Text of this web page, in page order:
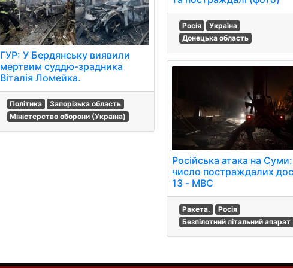
ГУР: У Бердянську виявили
мертвим суддю-зрадника
Віталія Ломейка.
Політика
Запорізька область
Міністерство оборони (Україна)
Росія
Україна
Донецька область
Російська атака на Суми:
число постраждалих
13 - МВС
Ракета.
Росія
Безпілотний літальний апарат